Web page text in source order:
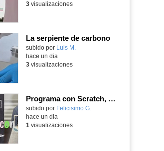
3visualizaciones
La serpiente de carbono
Contenido educativo.
subido por Luis M.
hace un dia
3visualizaciones
Programa con Scratch, 8 diferentes juegos para vivir la emoción de los partidos de España en el mundial 2026
Contenido educativo.
subido por Felicisimo G.
hace un dia
1 visualizaciones